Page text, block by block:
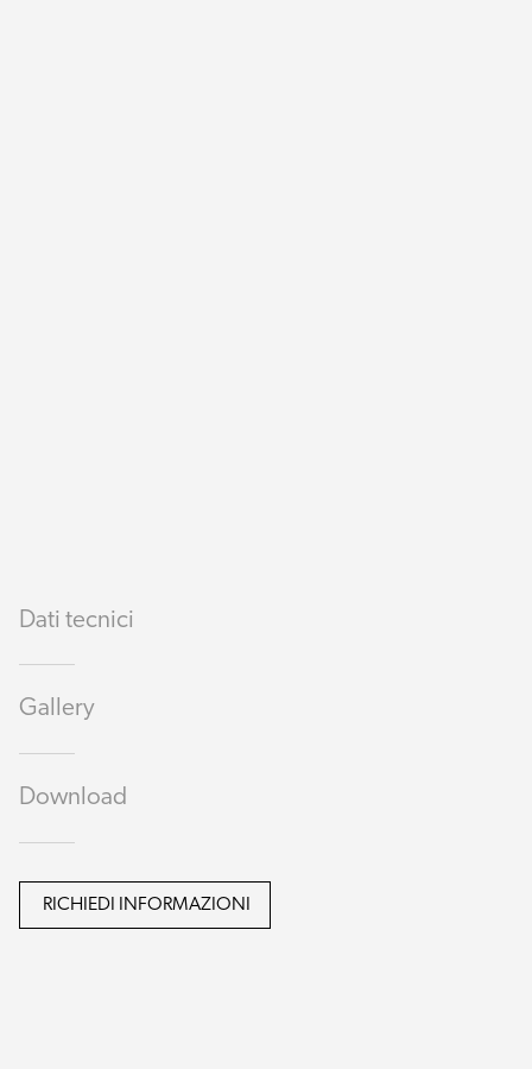
Dati tecnici
Gallery
Download
RICHIEDI INFORMAZIONI